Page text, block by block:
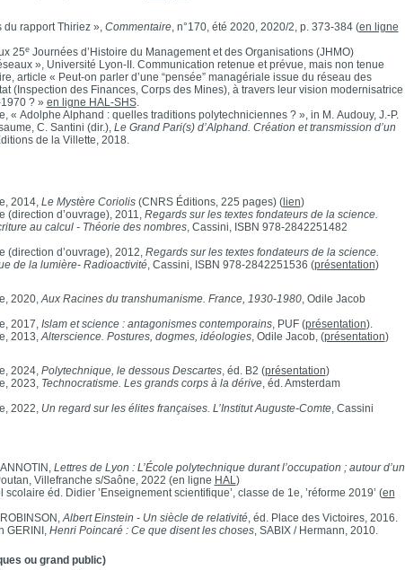
du rapport Thiriez », Commentaire, n°170, été 2020, 2020/2, p. 373-384 (en ligne
25eJournées d’Histoire du Management et des Organisations (JHMO)
», Université Lyon-II. Communication retenue et prévue, mais non tenue
article « Peut-on parler d’une “pensée” managériale issue du réseau des
(Inspection des Finances, Corps des Mines), à travers leur vision modernisatrice
? » en ligne HAL-SHS.
« Adolphe Alphand : quelles traditions polytechniciennes ? », in M. Audouy, J.-P.
C. Santini (dir.), Le Grand Pari(s) d’Alphand. Création et transmission d’un
de la Villette, 2018.
2014, Le Mystère Coriolis (CNRS Éditions, 225 pages) (lien)
(direction d’ouvrage), 2011, Regards sur les textes fondateurs de la science.
au calcul - Théorie des nombres, Cassini, ISBN 978-2842251482
(direction d’ouvrage), 2012, Regards sur les textes fondateurs de la science.
de la lumière- Radioactivité, Cassini, ISBN 978-2842251536 (présentation)
2020,Aux Racines du transhumanisme. France, 1930-1980, Odile Jacob
2017, Islam et science : antagonismes contemporains, PUF (présentation).
2013,Alterscience. Postures, dogmes, idéologies, Odile Jacob, (présentation)
2024, Polytechnique, le dessous Descartes, éd. B2 (présentation)
2023, Technocratisme. Les grands corps à la dérive, éd. Amsterdam
2022, Un regard sur les élites françaises. L’Institut Auguste-Comte, Cassini
Lettres de Lyon : L’École polytechnique durant l’occupation ; autour d’un
Villefranche s/Saône, 2022 (en ligne HAL)
éd. Didier ’Enseignement scientifique’, classe de 1e, ’réforme 2019’ (en
Albert Einstein - Un siècle de relativité, éd. Place des Victoires, 2016.
GERINI, Henri Poincaré : Ce que disent les choses, SABIX / Hermann, 2010.
ou grand public)